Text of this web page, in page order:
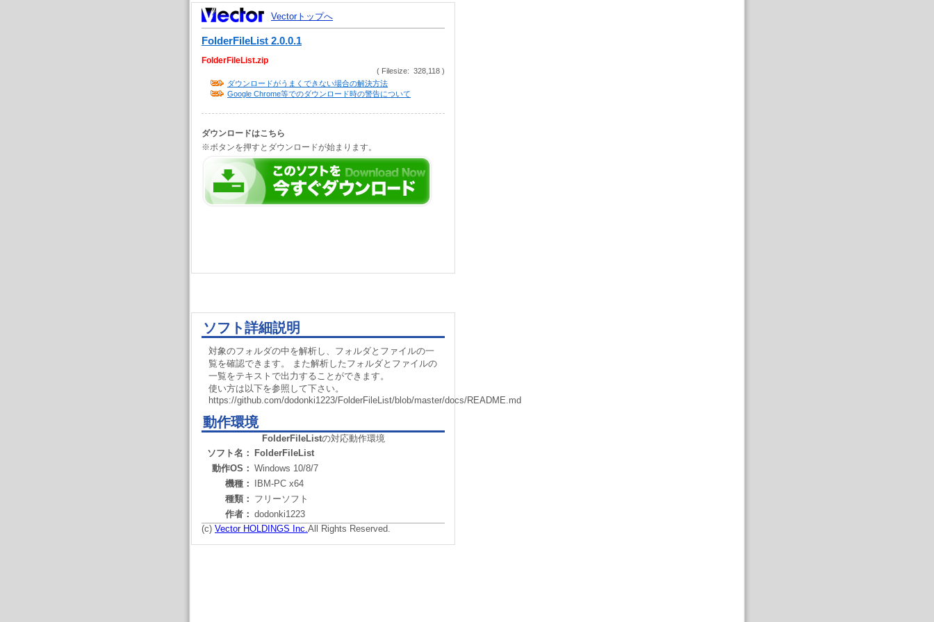
Vectorトップへ
FolderFileList 2.0.0.1
FolderFileList.zip
( Filesize: 328,118 )
ダウンロードがうまくできない場合の解決方法
Google Chrome等でのダウンロード時の警告について
ダウンロードはこちら
※ボタンを押すとダウンロードが始まります。
ソフト詳細説明
対象のフォルダの中を解析し、フォルダとファイルの一
覧を確認できます。 また解析したフォルダとファイルの
一覧をテキストで出力することができます。
使い方は以下を参照して下さい。
https://github.com/dodonki1223/FolderFileList/blob/master/docs/README.md
動作環境
FolderFileListの対応動作環境
ソフト名：
FolderFileList
動作OS： Windows 10/8/7
機種：
IBM-PC x64
種類： フリーソフト
作者： dodonki1223
(c) Vector HOLDINGS Inc.All Rights Reserved.